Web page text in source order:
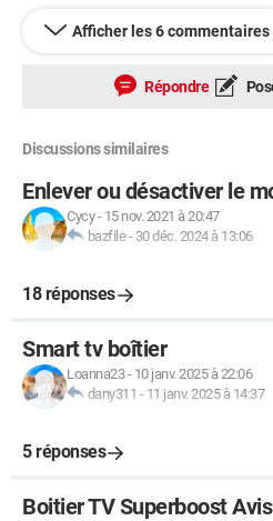
Afficher les 6 commentaires
Répondre
Discussions similaires
Enlever ou désactiver le
Cycy- 15 nov. 2021 à 20:47
bazfile- 30 déc. 2024 à 13:06
18 réponses
Smart tv boîtier
Loanna23- 10 janv. 2025 à 22:06
dany311 - 11 janv. 2025 à 14:37
5 réponses
Boitier TV Superboost Avis